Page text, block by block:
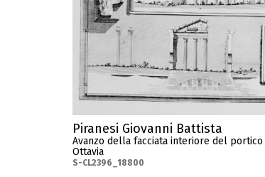
Piranesi Giovanni Battista
Avanzo della facciata interiore del portico
Ottavia
S-CL2396_18800